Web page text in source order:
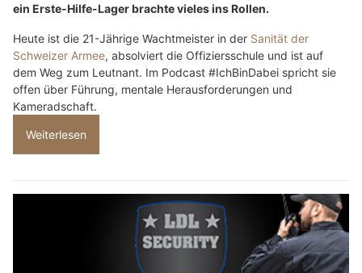
ein Erste-Hilfe-Lager brachte vieles ins Rollen.
Heute ist die 21-Jährige Wachtmeister in der Sanität der
Schweizer Armee, absolviert die Offiziersschule und ist auf
dem Weg zum Leutnant. Im Podcast #IchBinDabei spricht sie
offen über Führung, mentale Herausforderungen und
Kameradschaft.
Weiterlesen